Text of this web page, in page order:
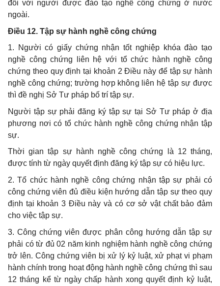
đối với người được đào tạo nghề công chứng ở nước
ngoài.
Điều 12. Tập sự hành nghề công chứng
1. Người có giấy chứng nhận tốt nghiệp khóa đào tạo
nghề công chứng liên hệ với tổ chức hành nghề công
chứng theo quy định tại khoản 2 Điều này để tập sự hành
nghề công chứng; trường hợp không liên hệ tập sự được
thì đề nghị Sở Tư pháp bố trí tập sự.
Người tập sự phải đăng ký tập sự tại Sở Tư pháp ở địa
phương nơi có tổ chức hành nghề công chứng nhận tập
sự.
Thời gian tập sự hành nghề công chứng là 12 tháng,
được tính từ ngày quyết định đăng ký tập sự có hiệu lực.
2. Tổ chức hành nghề công chứng nhận tập sự phải có
công chứng viên đủ điều kiện hướng dẫn tập sự theo quy
định tại khoản 3 Điều này và có cơ sở vật chất bảo đảm
cho việc tập sự.
3. Công chứng viên được phân công hướng dẫn tập sự
phải có từ đủ 02 năm kinh nghiệm hành nghề công chứng
trở lên. Công chứng viên bị xử lý kỷ luật, xử phạt vi phạm
hành chính trong hoạt động hành nghề công chứng thì sau
12 tháng kể từ ngày chấp hành xong quyết định kỷ luật,